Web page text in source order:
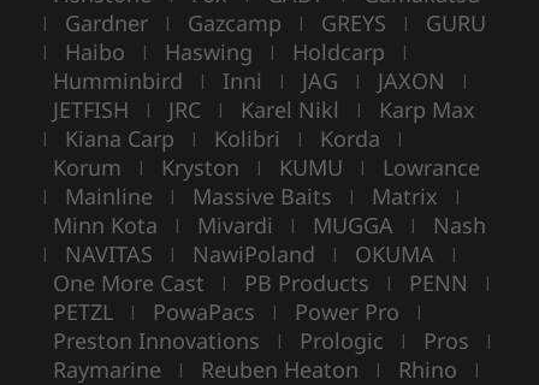
| Gardner | Gazcamp | GREYS | GURU
| Haibo | Haswing | Holdcarp |
Humminbird | Inni | JAG | JAXON |
JETFISH | JRC | Karel Nikl | Karp Max
| Kiana Carp | Kolibri | Korda |
Korum | Kryston | KUMU | Lowrance
| Mainline | Massive Baits | Matrix |
Minn Kota | Mivardi | MUGGA | Nash
| NAVITAS | NawiPoland | OKUMA |
One More Cast | PB Products | PENN |
PETZL | PowaPacs | Power Pro |
Preston Innovations | Prologic | Pros |
Raymarine | Reuben Heaton | Rhino |